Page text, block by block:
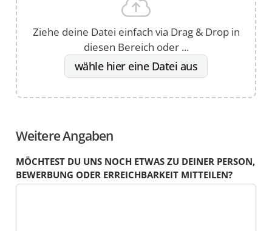
Ziehe deine Datei einfach via Drag & Drop in
diesen Bereich oder ...
wähle hier eine Datei aus
Weitere Angaben
MÖCHTEST DU UNS NOCH ETWAS ZU DEINER PERSON,
BEWERBUNG ODER ERREICHBARKEIT MITTEILEN?